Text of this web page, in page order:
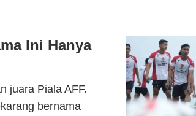
Ini Hanya
juara Piala AFF.
bernama